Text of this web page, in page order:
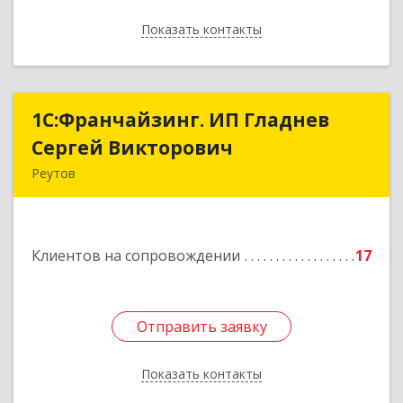
Показать контакты
Назад
1С:Франчайзинг. ИП Гладнев
Сергей Викторович
Реутов
Клиентов на сопровождении 17
Отправить заявку
Показать контакты
1С:Франчайзинг. ИП Гладнев
Сергей Викторович
Подробнее
Отправить заявку
Назад